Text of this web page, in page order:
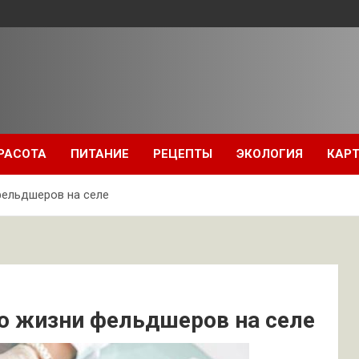
ПИТАНИЕ РЕЦЕПТЫ ЭКОЛОГИЯ
на селе
жизни фельдшеров на селе